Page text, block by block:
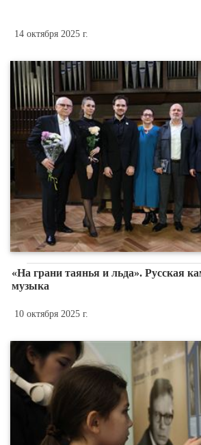
14 октября 2025 г.
«На грани таянья и льда». Русская
музыка
10 октября 2025 г.